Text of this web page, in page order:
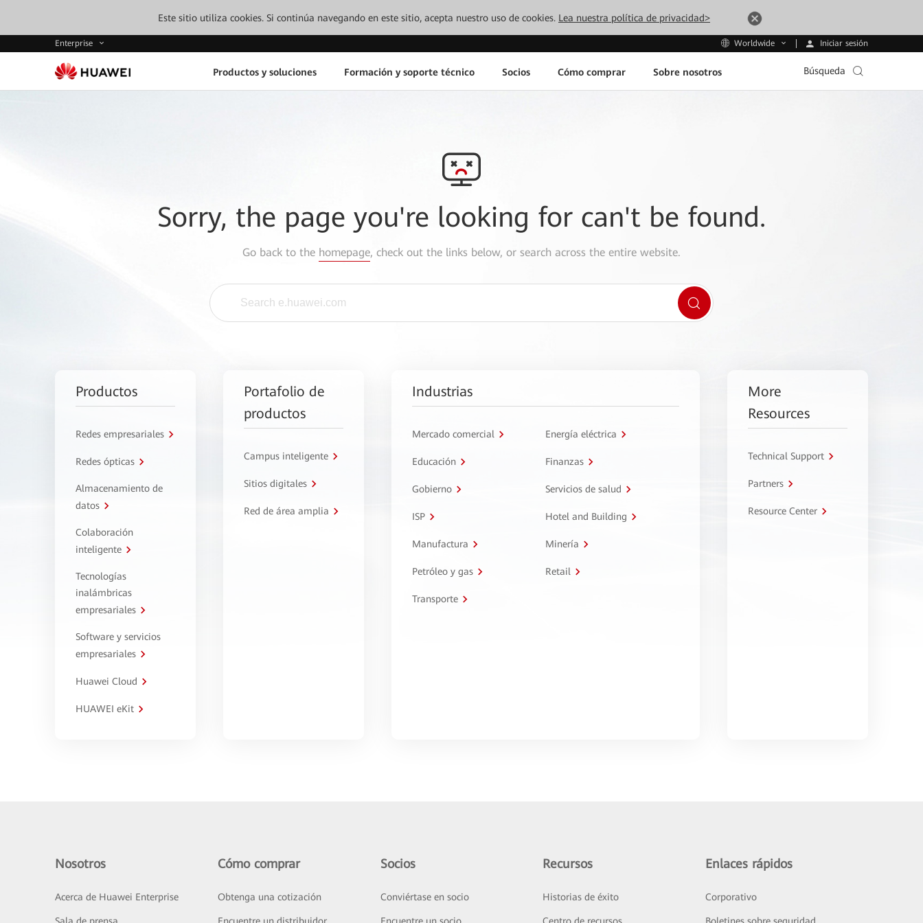
Este sitio utiliza cookies. Si continúa navegando en este sitio, acepta nuestro uso de cookies. Lea nuestra política de privacidad>
Enterprise Worldwide Iniciar sesión
Productos y soluciones Formación y soporte técnico Socios Cómo comprar Sobre nosotros Búsqueda
Sorry, the page you're looking for can't be found.
Go back to the homepage, check out the links below, or search across the entire website.
Productos
Redes empresariales
Redes ópticas
Almacenamiento de
datos
Colaboración
inteligente
Tecnologías
inalámbricas
empresariales
Software y servicios
empresariales
Huawei Cloud
HUAWEI eKit
Portafolio de
productos
Campus inteligente
Sitios digitales
Red de área amplia
Industrias
Mercado comercial Energía eléctrica
Educación Finanzas
Gobierno Servicios de salud
ISP Hotel and Building
Manufactura Minería
Petróleo y gas Retail
Transporte
More
Resources
Technical Support
Partners
Resource Center
Nosotros
Acerca de Huawei Enterprise
Cómo comprar
Obtenga una cotización
Socios
Conviértase en socio
Recursos
Historias de éxito
Enlaces rápidos
Corporativo